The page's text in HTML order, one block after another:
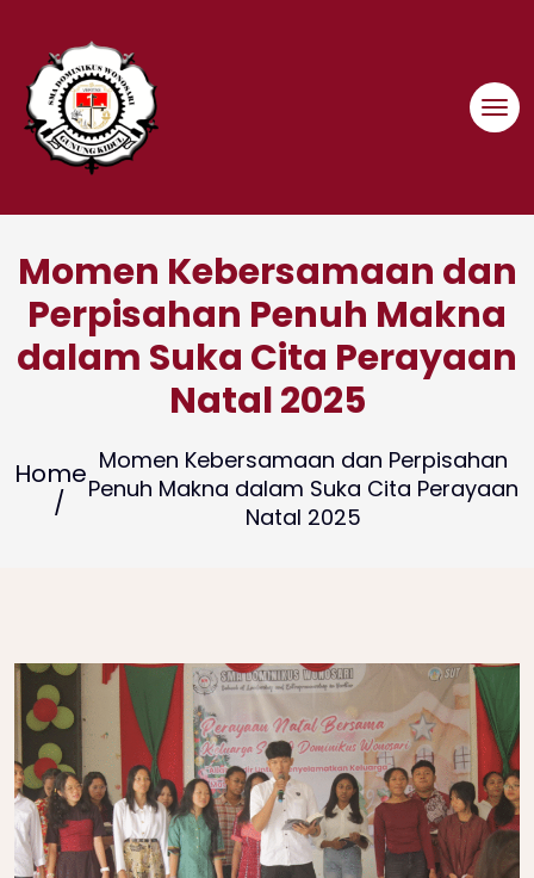
content
Momen Kebersamaan dan
Perpisahan Penuh Makna
dalam Suka Cita Perayaan
Natal 2025
Home Momen Kebersamaan dan Perpisahan
Penuh Makna dalam Suka Cita Perayaan
Natal 2025